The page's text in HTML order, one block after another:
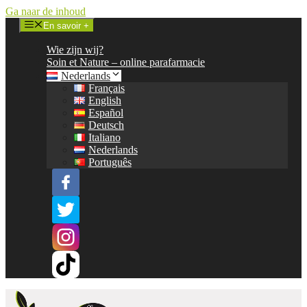
Ga naar de inhoud
En savoir +
Wie zijn wij?
Soin et Nature – online parafarmacie
Nederlands
Français
English
Español
Deutsch
Italiano
Nederlands
Português